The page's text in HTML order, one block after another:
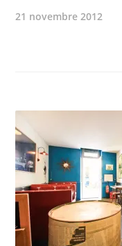
21 novembre 2012